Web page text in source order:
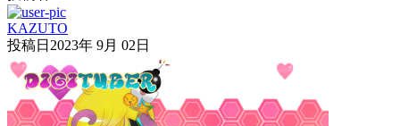
KAZUTO
投稿日 2023年 9月 02日